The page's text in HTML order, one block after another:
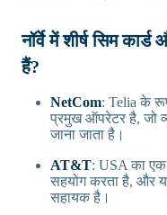
नॉर्वे में शीर्ष सिम
हैं?
NetCom: Telia के
प्रमुख ऑपरेटर है, जो
जाना जाता है।
AT&T: USA का
सहयोग करता है, और
सहायक है।